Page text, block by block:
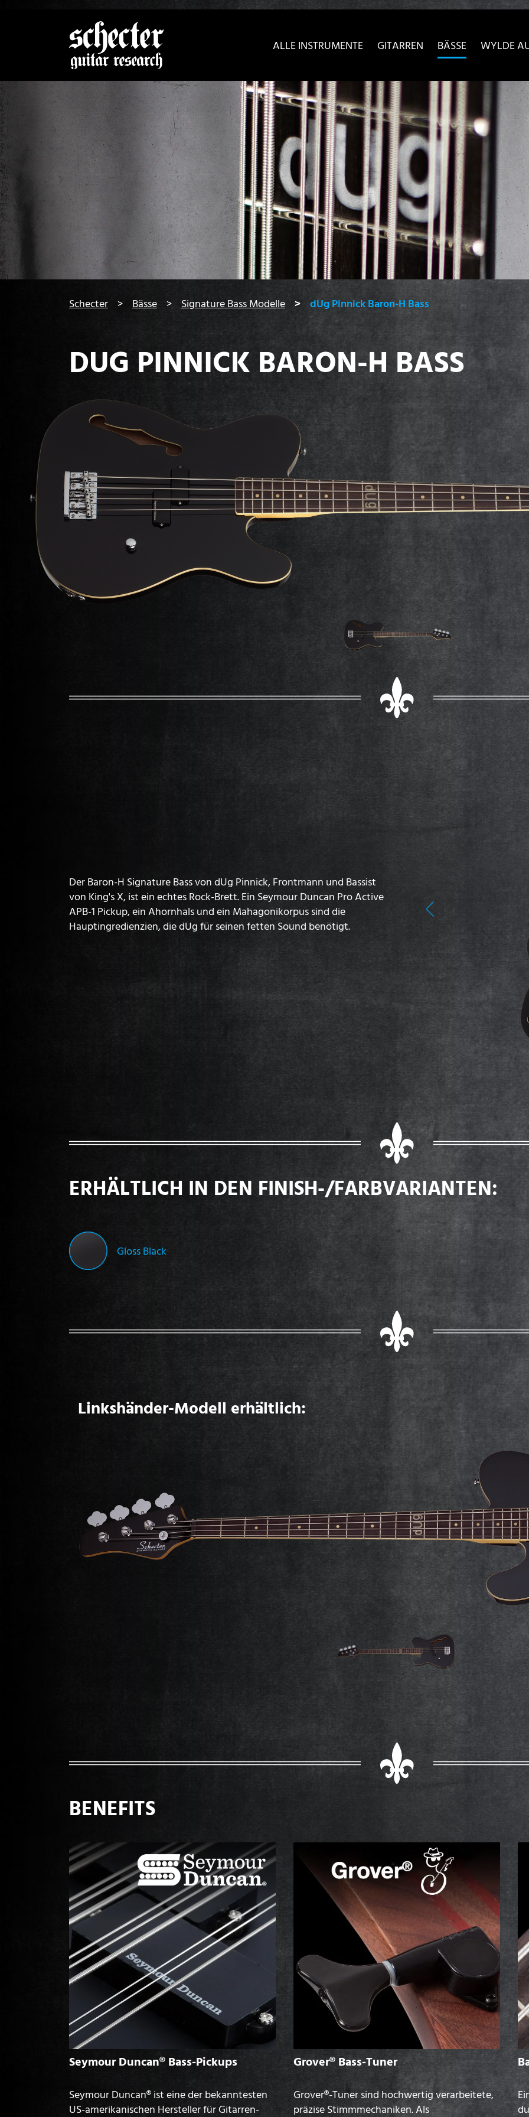
Zeige besser passende Version dieser SeiteDiese Meldung nicht
ALLE INSTRUMENTE GITARREN BÄSSE WYLDE
Schecter Bässe Signature Bass Modelle dUg Pinnick Baron-H Bass
DUG PINNICK BARON-H BASS
Der Baron-H Signature Bass von dUg Pinnick, Frontmann und Bassist
von King's X, ist ein echtes Rock-Brett. Ein Seymour Duncan Pro Active
APB-1 Pickup, ein Ahornhals und ein Mahagonikorpus sind die
Hauptingredienzien, die dUg für seinen fetten Sound benötigt.
Previous
ERHÄLTLICH IN DEN FINISH-/FARBVARIANTEN:
Gloss Black
Linkshänder-Modell erhältlich:
BENEFITS
Seymour Duncan® Bass-Pickups
Seymour Duncan® ist eine der bekanntesten
US-amerikanischen Hersteller für Gitarren-
Grover® Bass-Tuner
Grover®-Tuner sind hochwertig verarbeitete,
präzise Stimmmechaniken. Als